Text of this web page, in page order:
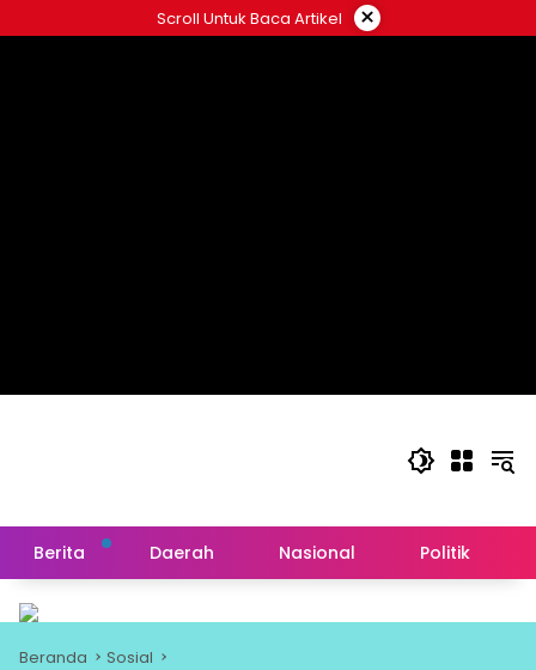
ke
Scroll Untuk Baca Artikel ×
Berita Daerah Nasional Politik
Beranda Sosial